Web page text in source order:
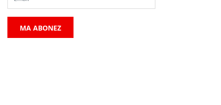
MA ABONEZ